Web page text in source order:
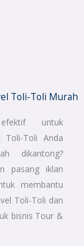
Toli-Toli Murah
untuk
Toli-Toli Anda
dikantong?
pasang iklan
membantu
Toli-Toli dan
bisnis Tour &